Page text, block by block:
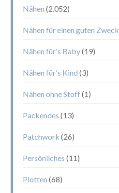
Nähen (2.052)
Nähen für einen guten Zweck
Nähen für's Baby(19)
Nähen für's Kind (3)
Nähen ohne Stoff (1)
Packendes (13)
Patchwork (26)
Persönliches (11)
Plotten (68)